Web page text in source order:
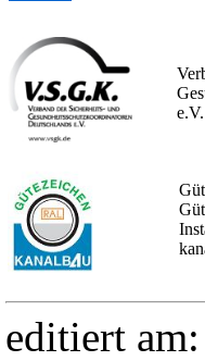
e.V.
editiert